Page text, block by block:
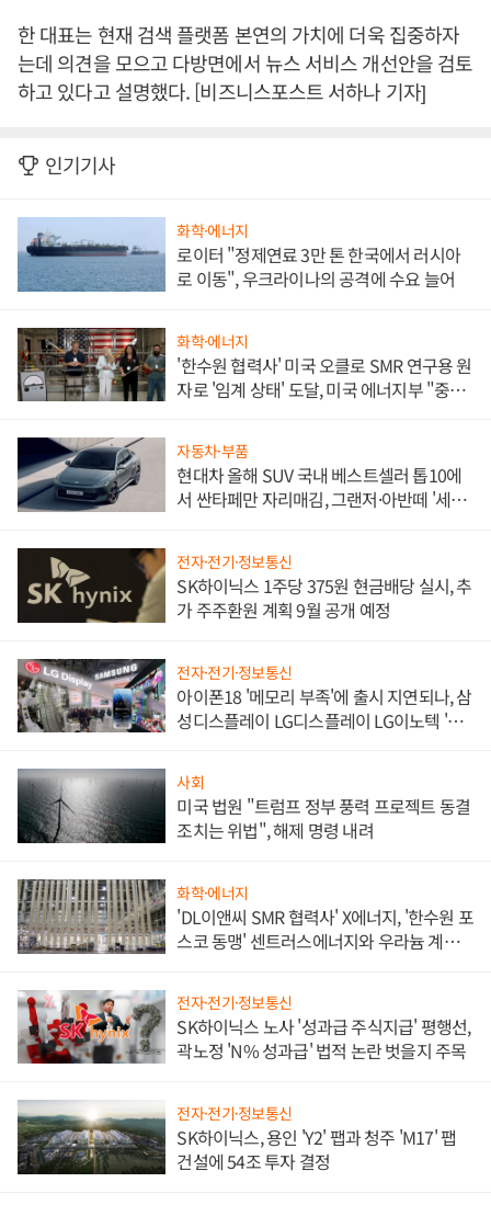
한 대표는 현재 검색 플랫폼 본연의 가치에 더욱 집중하자
는데 의견을 모으고 다방면에서 뉴스 서비스 개선안을 검토
하고 있다고 설명했다. [비즈니스포스트 서하나 기자]
인기기사
화학·에너지
로이터 "정제연료 3만 톤 한국에서 러시아
로 이동", 우크라이나의 공격에 수요 늘어
화학·에너지
'한수원 협력사' 미국 오클로 SMR 연구용 원
자로 '임계 상태' 도달, 미국 에너지부 "중요
자동차·부품
현대차 올해 SUV 국내 베스트셀러 톱10에
서 싼타페만 자리매김, 그랜저·아반떼 '세단
전자·전기·정보통신
SK하이닉스 1주당 375원 현금배당 실시, 추
가 주주환원 계획 9월 공개 예정
전자·전기·정보통신
아이폰18 '메모리 부족'에 출시 지연되나, 삼
성디스플레이 LG디스플레이 LG이노텍 '탈
사회
미국 법원 "트럼프 정부 풍력 프로젝트 동결
조치는 위법", 해제 명령 내려
화학·에너지
'DL이앤씨 SMR 협력사' X에너지, '한수원 포
스코 동맹' 센트러스에너지와 우라늄 계약
전자·전기·정보통신
SK하이닉스 노사 '성과급 주식지급' 평행선,
곽노정 'N% 성과급' 법적 논란 벗을지 주목
전자·전기·정보통신
SK하이닉스, 용인 'Y2' 팹과 청주 'M17' 팹
건설에 54조 투자 결정